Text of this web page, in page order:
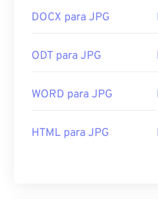
DOCX para JPG
ODT para JPG
WORD para JPG
HTML para JPG